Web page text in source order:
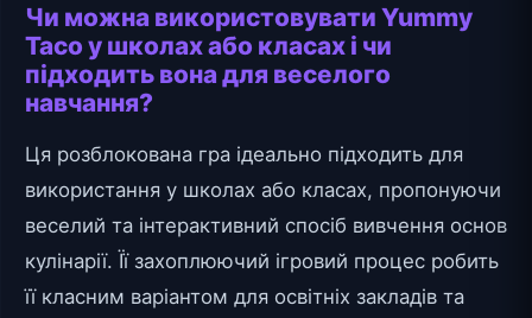
Чи можна використовувати Yummy
Taco у школах або класах і чи
підходить вона для веселого
навчання?
Ця розблокована гра ідеально підходить для
використання у школах або класах, пропонуючи
веселий та інтерактивний спосіб вивчення основ
кулінарії. Її захоплюючий ігровий процес робить
її класним варіантом для освітніх закладів та